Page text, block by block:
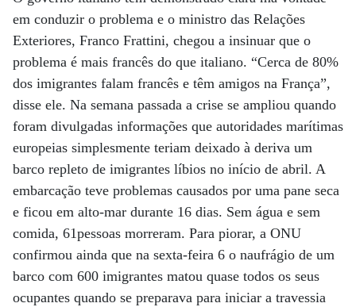
em conduzir o problema e o ministro das Relações
Exteriores, Franco Frattini, chegou a insinuar que o
problema é mais francês do que italiano. “Cerca de 80%
dos imigrantes falam francês e têm amigos na França”,
disse ele. Na semana passada a crise se ampliou quando
foram divulgadas informações que autoridades marítimas
europeias simplesmente teriam deixado à deriva um
barco repleto de imigrantes líbios no início de abril. A
embarcação teve problemas causados por uma pane seca
e ficou em alto-mar durante 16 dias. Sem água e sem
comida, 61pessoas morreram. Para piorar, a ONU
confirmou ainda que na sexta-feira 6 o naufrágio de um
barco com 600 imigrantes matou quase todos os seus
ocupantes quando se preparava para iniciar a travessia